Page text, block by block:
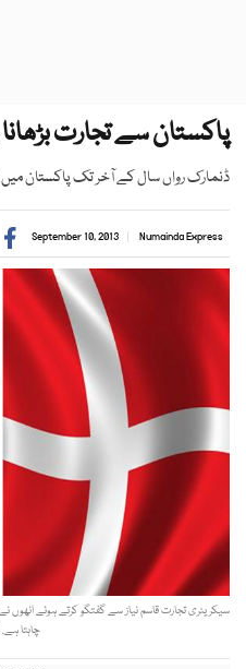
پاکستان سے تجارت
ڈنمارک رواں سال کے آخر تک پاکستان
Numainda Express
September 10, 2013
سیکریٹری تجارت قاسم نیاز سے گفتگو کرتے ہوئے انھوں
چاہتا ہے.